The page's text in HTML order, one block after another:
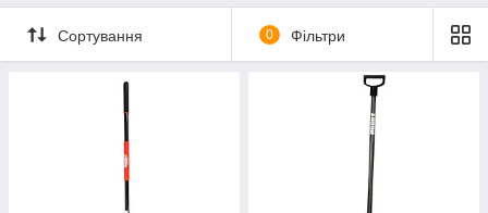
Сортування 0 Фільтри